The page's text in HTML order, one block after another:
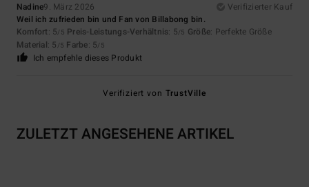
Nadine9. März 2026
Verifizierter Kauf
Weil ich zufrieden bin und Fan von Billabong bin.
Komfort: 5/5 Preis-Leistungs-Verhältnis: 5/5 Größe: Perfekte Größe
Material: 5 /5 Farbe: 5/5
Ich empfehle dieses Produkt
Verifiziert von TrustVille
ZULETZT ANGESEHENE ARTIKEL